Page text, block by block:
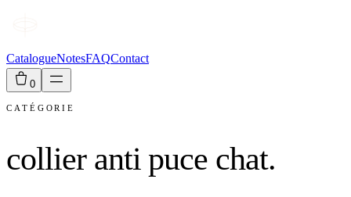
CatalogueNotesFAQContact
0
CATÉGORIE
collier anti puce chat.